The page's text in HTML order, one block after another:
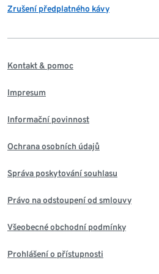
Zrušení předplatného kávy
Kontakt & pomoc
Impresum
Informační povinnost
Ochrana osobních údajů
Správa poskytování souhlasu
Právo na odstoupení od smlouvy
Všeobecné obchodní podmínky
Prohlášení o přístupnosti